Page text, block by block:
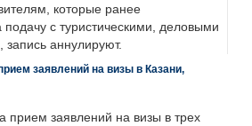
которые ранее
подачу с туристическими, деловыми
аннулируют.
заявлений на визы в Казани,
прием заявлений на визы в трех